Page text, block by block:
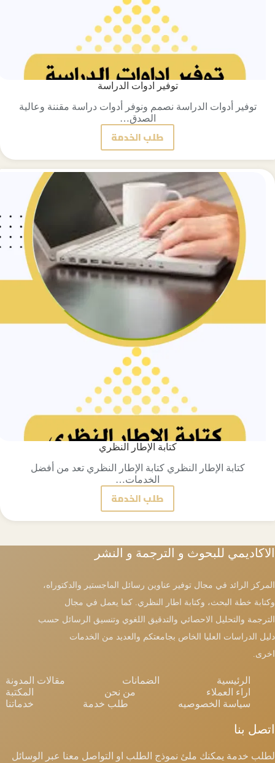
توفير ادوات الدراسة
توفير أدوات الدراسة نصمم ونوفر أدوات دراسة مقننة وعالية
الصدق…
طلب الخدمة
توفير
ادوات
الدراسة
كتابة الإطار النظري
كتابة الإطار النظري كتابة الإطار النظري تعد من أفضل
الخدمات…
طلب الخدمة
كتابة
الإطار
النظري
الاكاديمي للبحوث و الترجمة و النشر
المركز الرائد في مجال توفير عناوين رسائل الماجستير والدكتوراه،
وكتابة خطة البحث، وكتابة اطار النظري. كما يعمل في مجال
الترجمة والتحليل الاحصائي والتدقيق اللغوي وتنسيق الرسائل حسب
دليل الدراسات العليا الخاص بجامعتكم والعديد من الخدمات
اخرى.
الرئيسية الضمانات
مقالات المدونة
اراء العملاء
من نحن
المكتبة
سياسة الخصوصيه
طلب خدمة خدماتنا
اتصل بنا
لطلب خدمة يمكنك ملئ نموذج الطلب او التواصل معنا عبر الوسائل